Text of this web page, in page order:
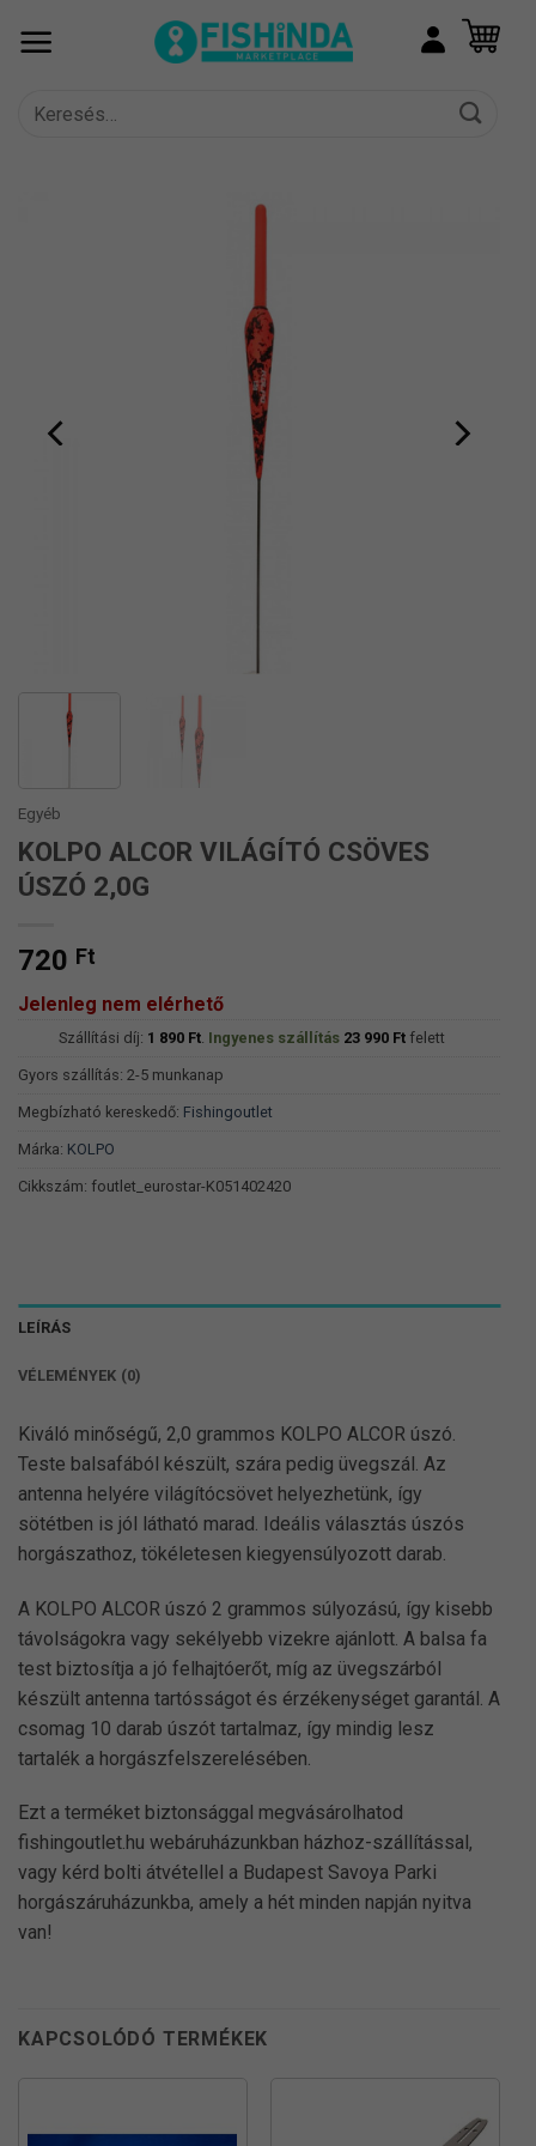
Keresés
Egyéb
KOLPO ALCOR VILÁGÍTÓ CSÖVES
ÚSZÓ 2,0G
720 Ft
Jelenleg nem elérhető
Szállítási díj: 1 890 Ft. Ingyenes szállítás 23 990 Ftfelett
Gyors szállítás: 2-5 munkanap
Megbízható kereskedő: Fishingoutlet
Márka: KOLPO
Cikkszám: foutlet_eurostar-K051402420
LEÍRÁS
VÉLEMÉNYEK (0)
Kiváló minőségű, 2,0 grammos KOLPO ALCOR úszó.
Teste balsafából készült, szára pedig üvegszál. Az
antenna helyére világítócsövet helyezhetünk, így
sötétben is jól látható marad. Ideális választás úszós
horgászathoz, tökéletesen kiegyensúlyozott darab.
A KOLPO ALCOR úszó 2 grammos súlyozású, így kisebb
távolságokra vagy sekélyebb vizekre ajánlott. A balsa fa
test biztosítja a jó felhajtóerőt, míg az üvegszárból
készült antenna tartósságot és érzékenységet garantál. A
csomag 10 darab úszót tartalmaz, így mindig lesz
tartalék a horgászfelszerelésében.
Ezt a terméket biztonsággal megvásárolhatod
fishingoutlet.hu webáruházunkban házhoz-szállítással,
vagy kérd bolti átvétellel a Budapest Savoya Parki
horgászáruházunkba, amely a hét minden napján nyitva
van!
KAPCSOLÓDÓ TERMÉKEK